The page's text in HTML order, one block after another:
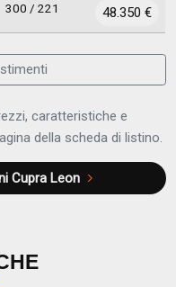
300 / 221 48.350 €
caratteristiche e
della scheda di listino.
Cupra Leon